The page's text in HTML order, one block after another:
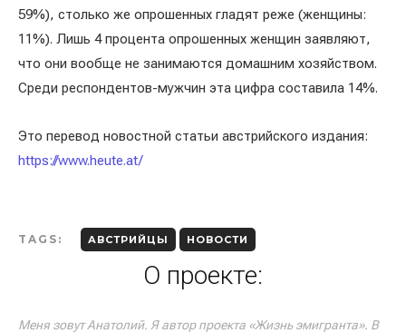
59%), столько же опрошенных гладят реже (женщины:
11%). Лишь 4 процента опрошенных женщин заявляют,
что они вообще не занимаются домашним хозяйством.
Среди респондентов-мужчин эта цифра составила 14%.
Это перевод новостной статьи австрийского издания:
https://www.heute.at/
TAGS: АВСТРИЙЦЫ НОВОСТИ
О проекте:
Меня зовут Анатолий. Я автор проекта «Жизнь эмигранта». В